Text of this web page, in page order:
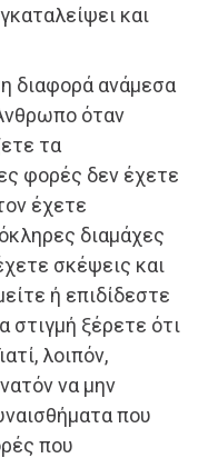
και
διαφορά ανάμεσα
όταν
τα
φορές δεν έχετε
έχετε
διαμάχες
σκέψεις και
ή επιδίδεστε
στιγμή ξέρετε ότι
λοιπόν,
να μην
που
που